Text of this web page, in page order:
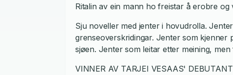
Ritalin av ein mann ho freistar å erobre
Sju noveller med jenter i hovudrolla.
grenseoverskridingar. Jenter som
sjøen. Jenter som leitar etter meining,
VINNER AV TARJEI VESAAS'